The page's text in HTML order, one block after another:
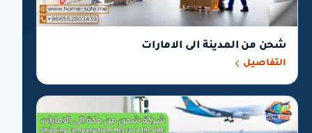
شحن من المدينة الى الامارات
التفاصيل